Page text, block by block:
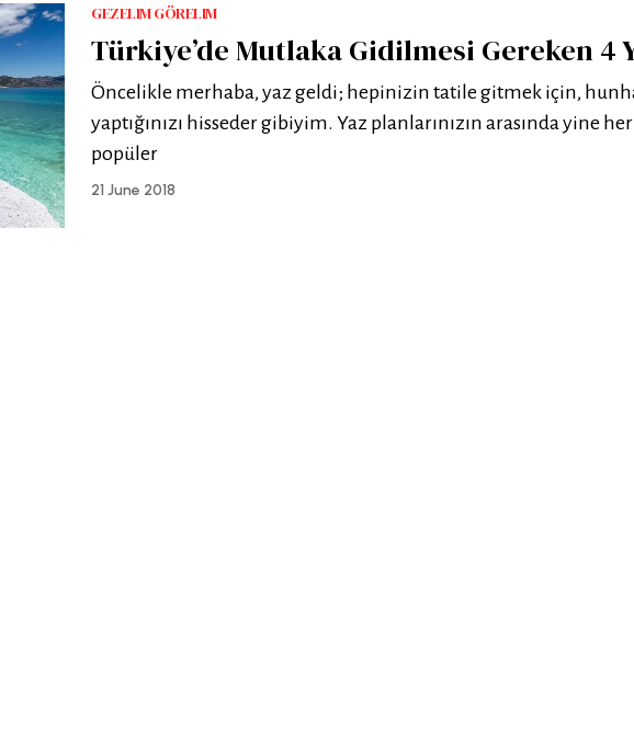
GEZELIM GÖRELIM
Türkiye’de Mutlaka Gidilmesi Gereken 4
Öncelikle merhaba, yaz geldi; hepinizin tatile gitmek için,
yaptığınızı hisseder gibiyim. Yaz planlarınızın arasında yine
popüler
21 June 2018